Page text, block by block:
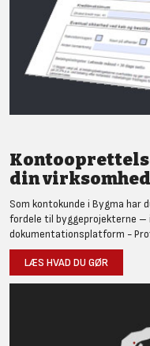
din virksomhed
Som kontokunde i Bygma har
fordele til byggeprojekterne –
dokumentationsplatform -
LÆS HVAD DU GØR